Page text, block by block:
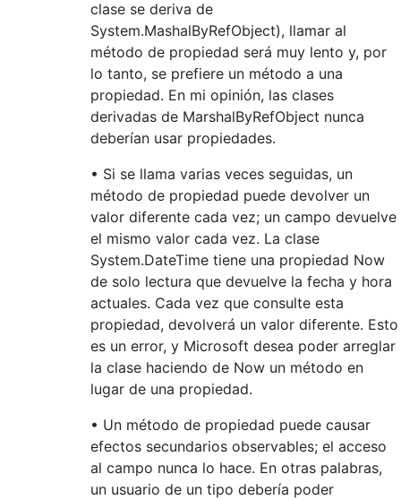
clase se deriva de
System.MashalByRefObject), llamar al
método de propiedad será muy lento y, por
lo tanto, se prefiere un método a una
propiedad. En mi opinión, las clases
derivadas de MarshalByRefObject nunca
deberían usar propiedades.
• Si se llama varias veces seguidas, un
método de propiedad puede devolver un
valor diferente cada vez; un campo devuelve
el mismo valor cada vez. La clase
System.DateTime tiene una propiedad Now
de solo lectura que devuelve la fecha y hora
actuales. Cada vez que consulte esta
propiedad, devolverá un valor diferente. Esto
es un error, y Microsoft desea poder arreglar
la clase haciendo de Now un método en
lugar de una propiedad.
• Un método de propiedad puede causar
efectos secundarios observables; el acceso
al campo nunca lo hace. En otras palabras,
un usuario de un tipo debería poder